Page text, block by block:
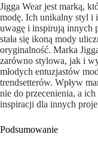
Jigga Wear jest marką,
modę. Ich unikalny styl i
uwagę i inspirują innych
stała się ikoną mody
oryginalność. Marka
zarówno stylowa, jak i
młodych entuzjastów
trendsetterów. Wpływ
nie do przecenienia, a
inspiracji dla innych
Podsumowanie